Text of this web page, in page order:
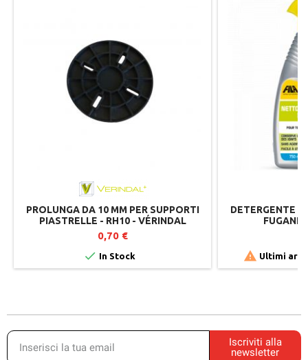
PROLUNGA DA 10 MM PER SUPPORTI
PIASTRELLE - RH10 - VÉRINDAL
0,70 €
 In Stock
DETERGENTE
 Ultimi
Iscriviti alla
newsletter